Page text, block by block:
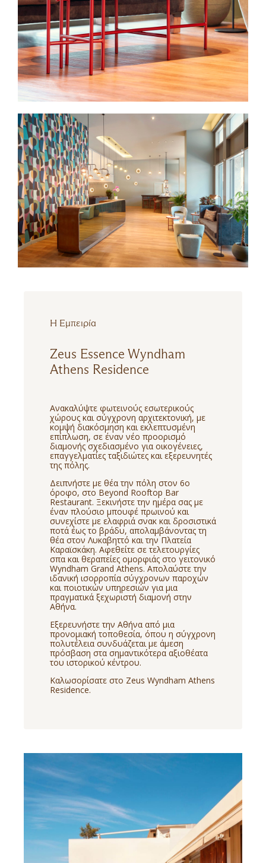
Η Εμπειρία
Zeus Essence Wyndham
Athens Residence
Ανακαλύψτε φωτεινούς εσωτερικούς
χώρους και σύγχρονη αρχιτεκτονική, με
κομψή διακόσμηση και εκλεπτυσμένη
επίπλωση, σε έναν νέο προορισμό
διαμονής σχεδιασμένο για οικογένειες,
επαγγελματίες ταξιδιώτες και εξερευνητές
της πόλης.
Δειπνήστε με θέα την πόλη στον 6ο
όροφο, στο Beyond Rooftop Bar
Restaurant. Ξεκινήστε την ημέρα σας με
έναν πλούσιο μπουφέ πρωινού και
συνεχίστε με ελαφριά σνακ και δροσιστικά
ποτά έως το βράδυ, απολαμβάνοντας τη
θέα στον Λυκαβηττό και την Πλατεία
Καραϊσκάκη. Αφεθείτε σε τελετουργίες
σπα και θεραπείες ομορφιάς στο γειτονικό
Wyndham Grand Athens. Απολαύστε την
ιδανική ισορροπία σύγχρονων παροχών
και ποιοτικών υπηρεσιών για μια
πραγματικά ξεχωριστή διαμονή στην
Αθήνα.
Εξερευνήστε την Αθήνα από μια
προνομιακή τοποθεσία, όπου η σύγχρονη
πολυτέλεια συνδυάζεται με άμεση
πρόσβαση στα σημαντικότερα αξιοθέατα
του ιστορικού κέντρου.
Καλωσορίσατε στο Zeus Wyndham Athens
Residence.